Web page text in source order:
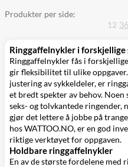
Produkter per side:
12 36
Ringgaffelnykler i
Ringgaffelnykler fås i
gir fleksibilitet til ulike
justering av sykkeldeler, er
et bredt spekter av behov.
seks- og tolvkantede ringender,
gjør det lettere å jobbe på
hos WATTOO.NO, er en god
riktige verktøyet for oppgaven.
Holdbare ringgaffelnykler
En av de største fordelene med